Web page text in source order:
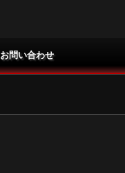
お問い合わせ